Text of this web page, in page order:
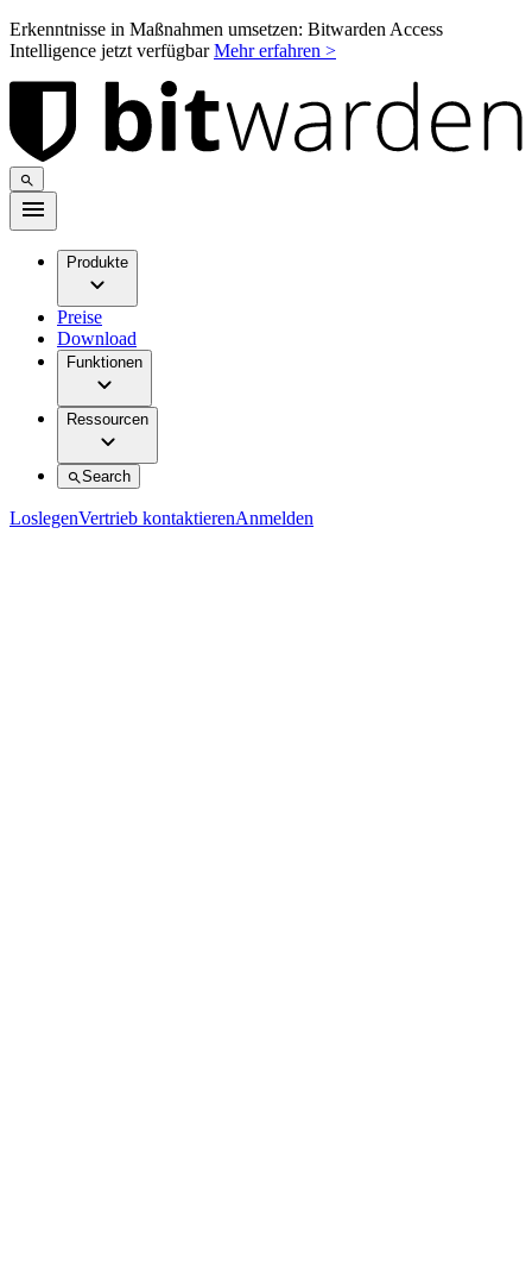
Erkenntnisse in Maßnahmen umsetzen: Bitwarden Access
Intelligence jetzt verfügbarMehr erfahren >
Produkte
Preise
Download
Funktionen
Ressourcen
Search
LoslegenVertrieb kontaktierenAnmelden